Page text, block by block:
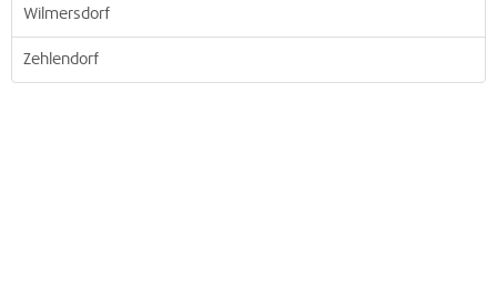
Wilmersdorf
Zehlendorf